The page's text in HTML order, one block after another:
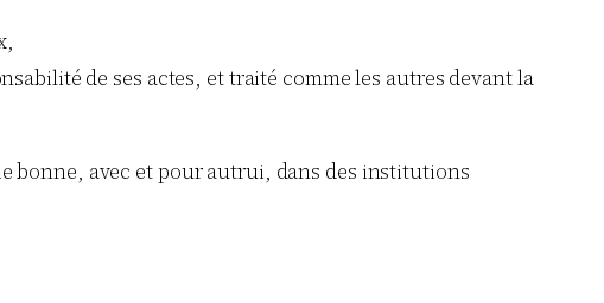
de ses actes, et traité comme les autres devant la
bonne, avec et pour autrui, dans des institutions